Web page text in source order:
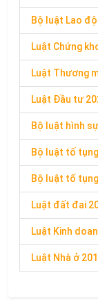
Bộ luật Lao
Luật Chứng
Luật Thương
Luật Đầu tư
Bộ luật hình
Bộ luật tố
Bộ luật tố
Luật đất đai
Luật Kinh
Luật Nhà ở